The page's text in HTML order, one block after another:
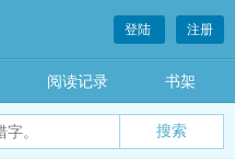
登陆 注册
阅读记录 书架